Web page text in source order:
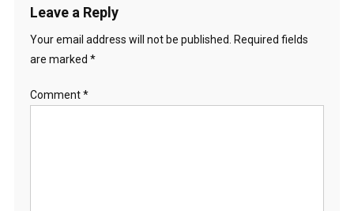
Leave a Reply
Your email address will not be published.
Required fields
are marked *
Comment*